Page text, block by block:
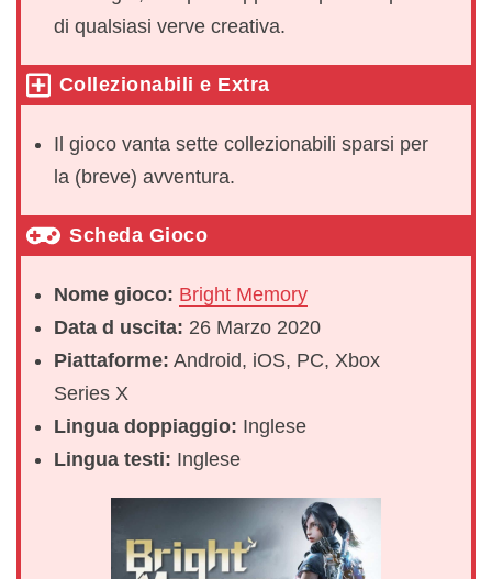
di qualsiasi verve creativa.
Collezionabili e Extra
Il gioco vanta sette collezionabili sparsi per
la (breve) avventura.
Scheda Gioco
Nome gioco: Bright Memory
Data d uscita: 26 Marzo 2020
Piattaforme: Android, iOS, PC, Xbox
Series X
Lingua doppiaggio: Inglese
Lingua testi: Inglese